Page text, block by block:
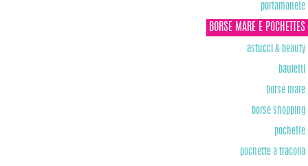
portamonete
BORSE MARE E POCHETTES
astucci & beauty
bauletti
borse mare
borse shopping
pochette
pochette a tracolla